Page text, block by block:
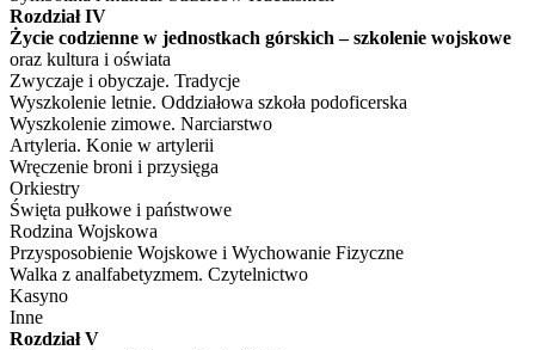
Rozdział IV
Życie codzienne w jednostkach górskich – szkolenie wojskowe
oraz kultura i oświata
Zwyczaje i obyczaje. Tradycje
Wyszkolenie letnie. Oddziałowa szkoła podoficerska
Wyszkolenie zimowe. Narciarstwo
Artyleria. Konie w artylerii
Wręczenie broni i przysięga
Orkiestry
Święta pułkowe i państwowe
Rodzina Wojskowa
Przysposobienie Wojskowe i Wychowanie Fizyczne
Walka z analfabetyzmem. Czytelnictwo
Kasyno
Inne
Rozdział V